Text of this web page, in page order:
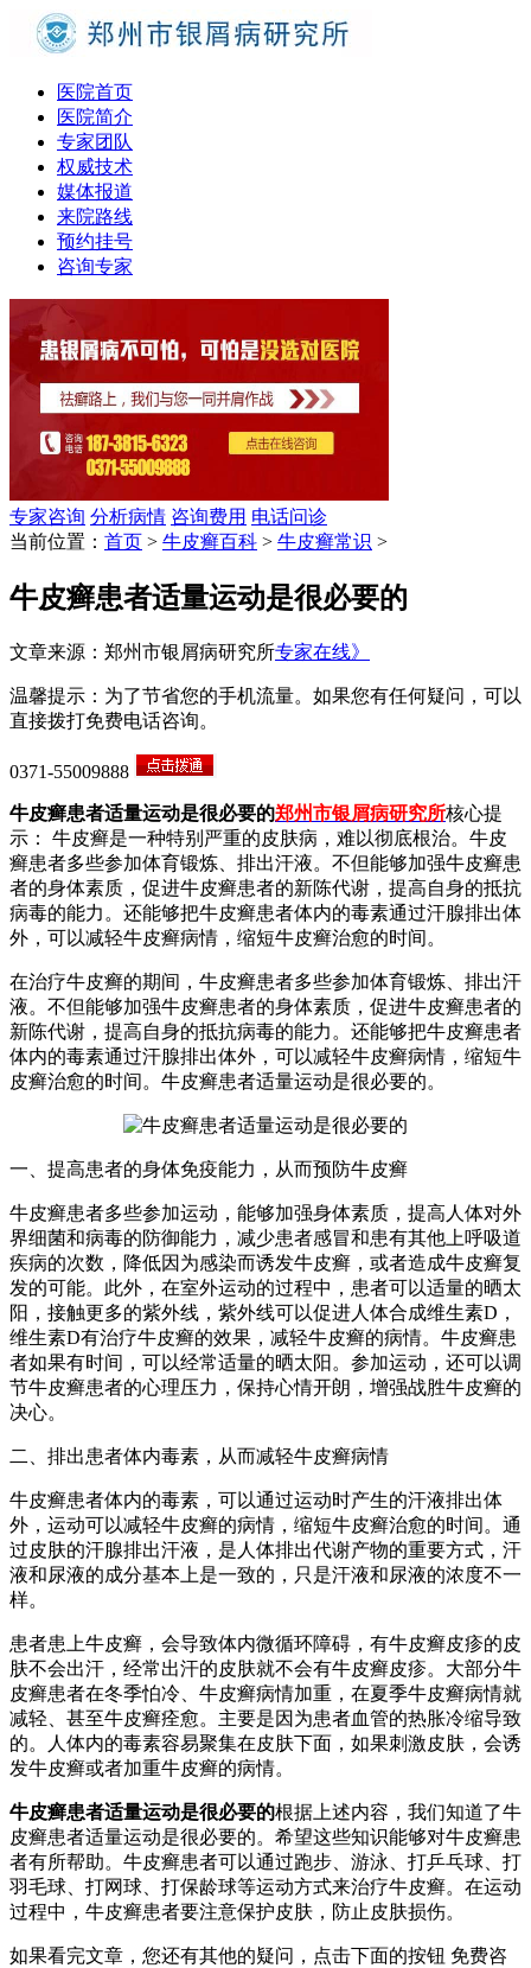
医院首页
医院简介
专家团队
权威技术
媒体报道
来院路线
预约挂号
咨询专家
专家咨询 分析病情 咨询费用 电话问诊
当前位置： 首页 > 牛皮癣百科 > 牛皮癣常识 >
牛皮癣患者适量运动是很必要的
文章来源：郑州市银屑病研究所专家在线》
温馨提示：为了节省您的手机流量。如果您有任何疑问，可以
直接拨打免费电话咨询。
0371-55009888
牛皮癣患者适量运动是很必要的郑州市银屑病研究所核心提
示： 牛皮癣是一种特别严重的皮肤病，难以彻底根治。牛皮
癣患者多些参加体育锻炼、排出汗液。不但能够加强牛皮癣患
者的身体素质，促进牛皮癣患者的新陈代谢，提高自身的抵抗
病毒的能力。还能够把牛皮癣患者体内的毒素通过汗腺排出体
外，可以减轻牛皮癣病情，缩短牛皮癣治愈的时间。
在治疗牛皮癣的期间，牛皮癣患者多些参加体育锻炼、排出汗
液。不但能够加强牛皮癣患者的身体素质，促进牛皮癣患者的
新陈代谢，提高自身的抵抗病毒的能力。还能够把牛皮癣患者
体内的毒素通过汗腺排出体外，可以减轻牛皮癣病情，缩短牛
皮癣治愈的时间。牛皮癣患者适量运动是很必要的。
一、提高患者的身体免疫能力，从而预防牛皮癣
牛皮癣患者多些参加运动，能够加强身体素质，提高人体对外
界细菌和病毒的防御能力，减少患者感冒和患有其他上呼吸道
疾病的次数，降低因为感染而诱发牛皮癣，或者造成牛皮癣复
发的可能。此外，在室外运动的过程中，患者可以适量的晒太
阳，接触更多的紫外线，紫外线可以促进人体合成维生素D，
维生素D有治疗牛皮癣的效果，减轻牛皮癣的病情。牛皮癣患
者如果有时间，可以经常适量的晒太阳。参加运动，还可以调
节牛皮癣患者的心理压力，保持心情开朗，增强战胜牛皮癣的
决心。
二、排出患者体内毒素，从而减轻牛皮癣病情
牛皮癣患者体内的毒素，可以通过运动时产生的汗液排出体
外，运动可以减轻牛皮癣的病情，缩短牛皮癣治愈的时间。通
过皮肤的汗腺排出汗液，是人体排出代谢产物的重要方式，汗
液和尿液的成分基本上是一致的，只是汗液和尿液的浓度不一
样。
患者患上牛皮癣，会导致体内微循环障碍，有牛皮癣皮疹的皮
肤不会出汗，经常出汗的皮肤就不会有牛皮癣皮疹。大部分牛
皮癣患者在冬季怕冷、牛皮癣病情加重，在夏季牛皮癣病情就
减轻、甚至牛皮癣痊愈。主要是因为患者血管的热胀冷缩导致
的。人体内的毒素容易聚集在皮肤下面，如果刺激皮肤，会诱
发牛皮癣或者加重牛皮癣的病情。
牛皮癣患者适量运动是很必要的根据上述内容，我们知道了牛
皮癣患者适量运动是很必要的。希望这些知识能够对牛皮癣患
者有所帮助。牛皮癣患者可以通过跑步、游泳、打乒乓球、打
羽毛球、打网球、打保龄球等运动方式来治疗牛皮癣。在运动
过程中，牛皮癣患者要注意保护皮肤，防止皮肤损伤。
如果看完文章，您还有其他的疑问，点击下面的按钮 免费咨